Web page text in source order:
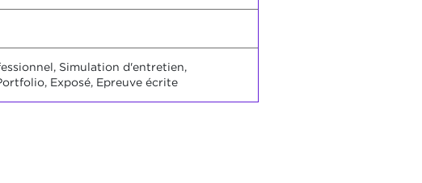
Simulation d'entretien,
Exposé, Epreuve écrite